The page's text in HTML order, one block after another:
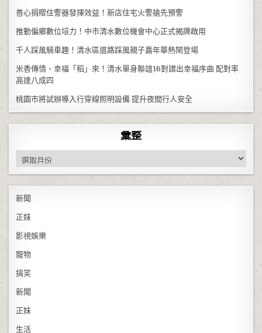
善心捐贈住警器發揮效益！新店住宅火警搶先預警
推動偏鄉數位培力！中市清水數位機會中心正式揭牌啟用
千人踩風騎車趣！清水區道路踩風親子嘉年華熱鬧登場
米香傳情、幸福「稻」來！清水單身聯誼16對譜出幸福序曲 配對率
高達八成四
桃園市將試辦導入行穿線照明設備 提升夜間行人安全
彙整
彙整
新聞
正妹
影視娛樂
寵物
搞笑
新聞
正妹
生活